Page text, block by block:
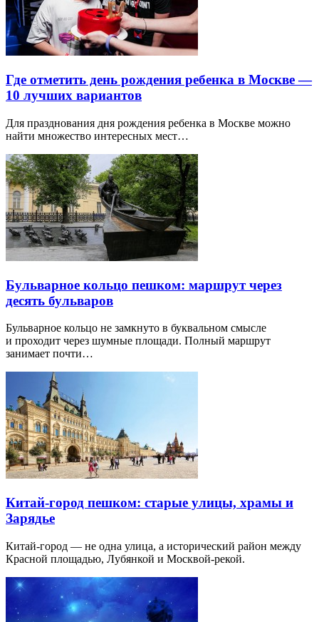
Где отметить день рождения ребенка в Москве —
10 лучших вариантов
Для празднования дня рождения ребенка в Москве можно
найти множество интересных мест…
Бульварное кольцо пешком: маршрут через
десять бульваров
Бульварное кольцо не замкнуто в буквальном смысле
и проходит через шумные площади. Полный маршрут
занимает почти…
Китай-город пешком: старые улицы, храмы и
Зарядье
Китай-город — не одна улица, а исторический район между
Красной площадью, Лубянкой и Москвой-рекой.